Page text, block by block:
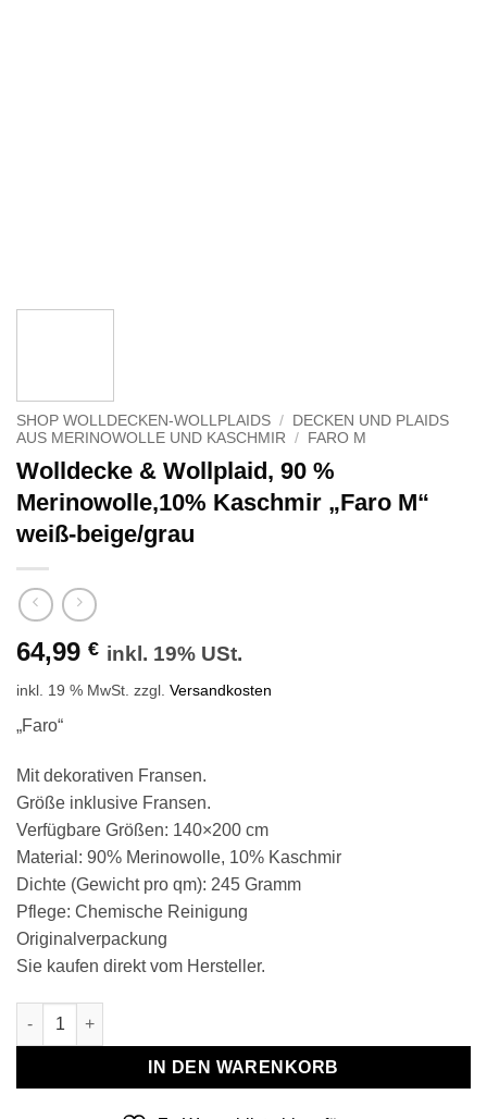
SHOP WOLLDECKEN-WOLLPLAIDS /
DECKEN UND PLAIDS
AUS MERINOWOLLE UND KASCHMIR
/ FARO M
Wolldecke & Wollplaid, 90 %
Merinowolle,10% Kaschmir „Faro M“
weiß-beige/grau
64,99 € inkl. 19% USt.
inkl. 19 % MwSt. zzgl. Versandkosten
„Faro“
Mit dekorativen Fransen.
Größe inklusive Fransen.
Verfügbare Größen: 140×200 cm
Material: 90% Merinowolle, 10% Kaschmir
Dichte (Gewicht pro qm): 245 Gramm
Pflege: Chemische Reinigung
Originalverpackung
Sie kaufen direkt vom Hersteller.
Wolldecke & Wollplaid, 90 % Merinowolle,10% Kaschmir "Faro
IN DEN WARENKORB